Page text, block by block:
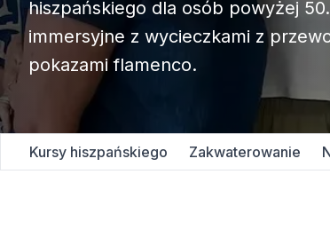
Wieczorny
Kursy
Szkoła
hiszpańskiego dla osób powyżej
immersyjne z wycieczkami z
pokazami flamenco.
Kursy hiszpańskiego Zakwaterowanie